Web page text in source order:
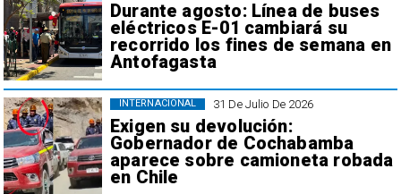
Durante agosto: Línea de buses
eléctricos E-01 cambiará su
recorrido los fines de semana en
Antofagasta
31 De Julio De 2026
Exigen su devolución:
Gobernador de Cochabamba
aparece sobre camioneta robada
en Chile
INTERNACIONAL